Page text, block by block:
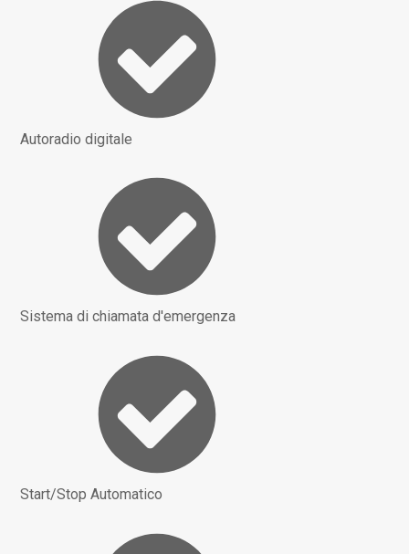
Autoradio digitale
Sistema di chiamata d'emergenza
Start/Stop Automatico